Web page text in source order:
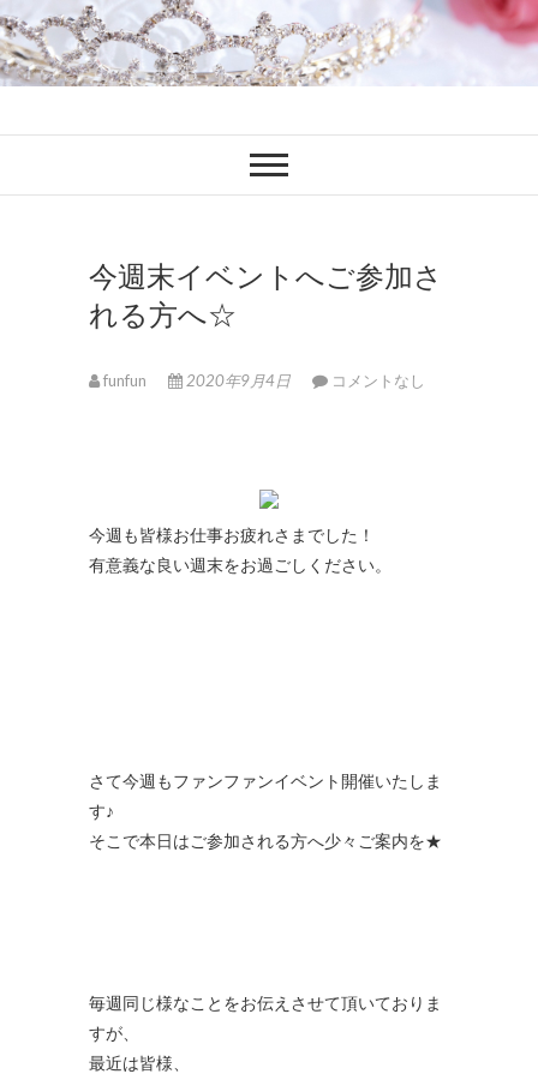
ファンブロ
今週末イベントへご参加さ
れる方へ☆
funfun 2020年9月4日 コメントなし
今週も皆様お仕事お疲れさまでした！
有意義な良い週末をお過ごしください。
さて今週もファンファンイベント開催いたしま
す♪
そこで本日はご参加される方へ少々ご案内を★
毎週同じ様なことをお伝えさせて頂いておりま
すが、
最近は皆様、